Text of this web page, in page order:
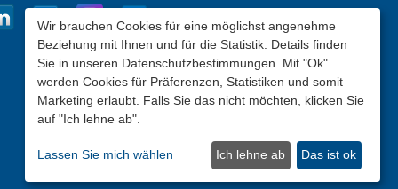
Wir brauchen Cookies für eine möglichst angenehme
Beziehung mit Ihnen und für die Statistik. Details finden
Sie in unseren Datenschutzbestimmungen. Mit "Ok"
werden Cookies für Präferenzen, Statistiken und somit
Marketing erlaubt. Falls Sie das nicht möchten, klicken Sie
auf "Ich lehne ab".
Lassen Sie mich wählen Ich lehne ab Das ist ok